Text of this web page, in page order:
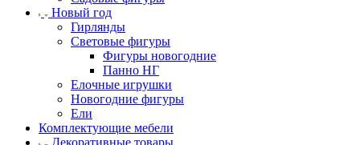
Новый год
Гирлянды
Световые фигуры
Фигуры новогодние
Панно НГ
Елочные игрушки
Новогодние фигуры
Ели
Комплектующие мебели
Декоративные товары